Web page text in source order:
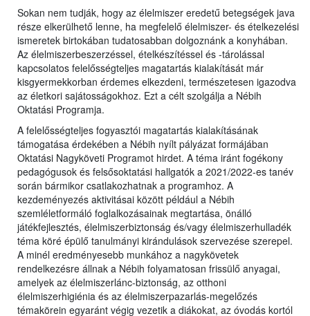
Sokan nem tudják, hogy az élelmiszer eredetű betegségek java
része elkerülhető lenne, ha megfelelő élelmiszer- és ételkezelési
ismeretek birtokában tudatosabban dolgoznánk a konyhában.
Az élelmiszerbeszerzéssel, ételkészítéssel és -tárolással
kapcsolatos felelősségteljes magatartás kialakítását már
kisgyermekkorban érdemes elkezdeni, természetesen igazodva
az életkori sajátosságokhoz. Ezt a célt szolgálja a Nébih
Oktatási Programja.
A felelősségteljes fogyasztói magatartás kialakításának
támogatása érdekében a Nébih nyílt pályázat formájában
Oktatási Nagyköveti Programot hirdet. A téma iránt fogékony
pedagógusok és felsősoktatási hallgatók a 2021/2022-es tanév
során bármikor csatlakozhatnak a programhoz. A
kezdeményezés aktivitásai között például a Nébih
szemléletformáló foglalkozásainak megtartása, önálló
játékfejlesztés, élelmiszerbiztonság és/vagy élelmiszerhulladék
téma köré épülő tanulmányi kirándulások szervezése szerepel.
A minél eredményesebb munkához a nagykövetek
rendelkezésre állnak a Nébih folyamatosan frissülő anyagai,
amelyek az élelmiszerlánc-biztonság, az otthoni
élelmiszerhigiénia és az élelmiszerpazarlás-megelőzés
témakörein egyaránt végig vezetik a diákokat, az óvodás kortól